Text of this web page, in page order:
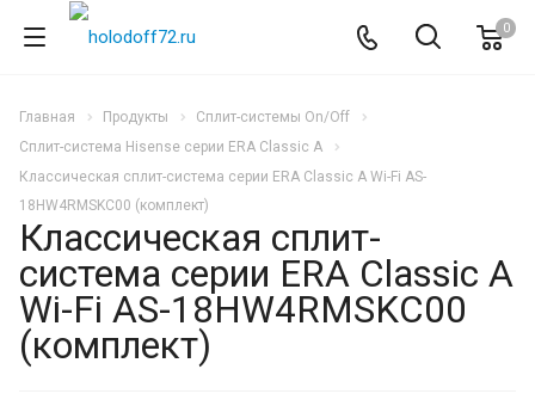
0
Главная Продукты
Сплит-системы On/Off
Сплит-система Hisense серии ERA Classic A
Классическая сплит-система серии ERA Classic A Wi-Fi AS-
18HW4RMSKC00 (комплект)
Классическая сплит-
система серии ERA Classic A
Wi-Fi AS-18HW4RMSKC00
(комплект)